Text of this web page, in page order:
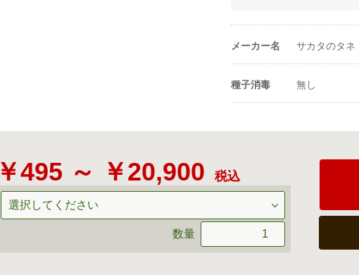
メーカー名 サカタのタネ
種子消毒 無し
￥495 ～ ￥20,900 税込
数量